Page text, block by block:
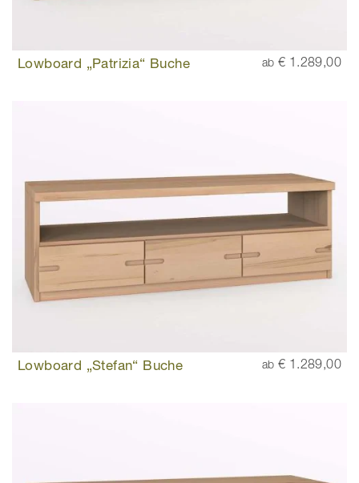
Lowboard „Patrizia“ Buche ab € 1.289,00
Lowboard „Stefan“ Buche ab € 1.289,00